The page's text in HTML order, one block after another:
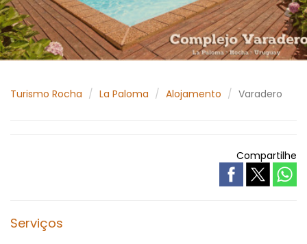
Turismo Rocha La Paloma Alojamento Varadero
Compartilhe
Serviços